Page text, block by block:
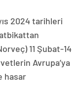
2024 tarihleri
11 Şubat-14
Avrupa’ya
hasar